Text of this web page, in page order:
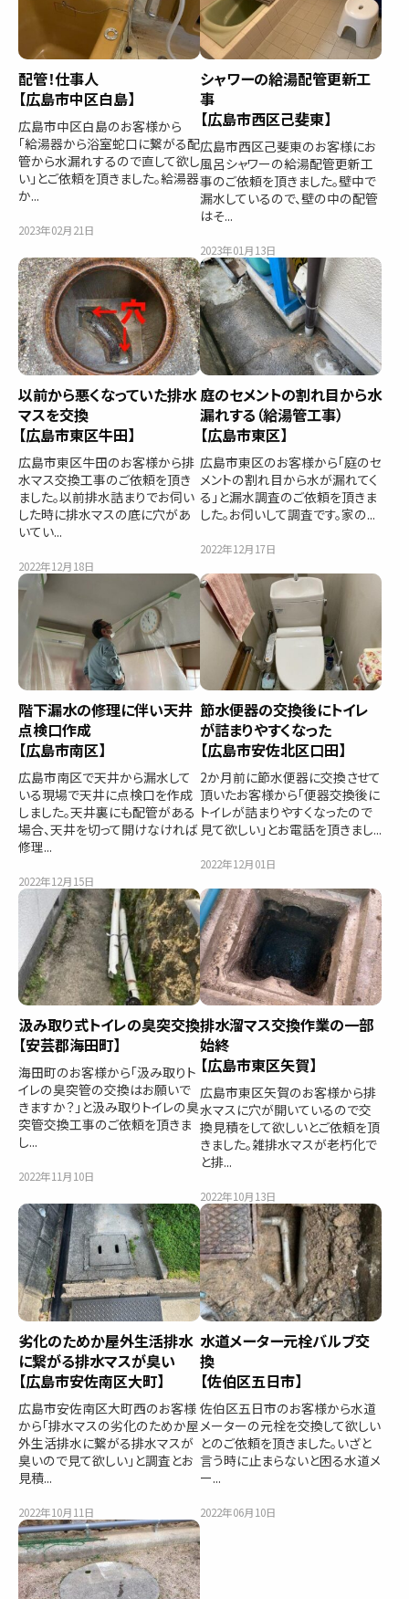
配管！仕事人
【広島市中区白島】
広島市中区白島のお客様から
「給湯器から浴室蛇口に繋がる配
管から水漏れするので直して欲し
い」とご依頼を頂きました。給湯器
か...
2023年02月21日
シャワーの給湯配管更新工
事
【広島市西区己斐東】
広島市西区己斐東のお客様にお
風呂シャワーの給湯配管更新工
事のご依頼を頂きました。壁中で
漏水しているので、壁の中の配管
はそ...
2023年01月13日
以前から悪くなっていた排水
マスを交換
【広島市東区牛田】
広島市東区牛田のお客様から排
水マス交換工事のご依頼を頂き
ました。以前排水詰まりでお伺い
した時に排水マスの底に穴があ
いてい...
2022年12月18日
庭のセメントの割れ目から水
漏れする（給湯管工事）
【広島市東区】
広島市東区のお客様から「庭のセ
メントの割れ目から水が漏れてく
る」と漏水調査のご依頼を頂きま
した。お伺いして調査です。家の...
2022年12月17日
階下漏水の修理に伴い天井
点検口作成
【広島市南区】
広島市南区で天井から漏水して
いる現場で天井に点検口を作成
しました。天井裏にも配管がある
場合、天井を切って開けなければ
修理...
2022年12月15日
節水便器の交換後にトイレ
が詰まりやすくなった
【広島市安佐北区口田】
2か月前に節水便器に交換させて
頂いたお客様から「便器交換後に
トイレが詰まりやすくなったので
見て欲しい」とお電話を頂きまし...
2022年12月01日
汲み取り式トイレの臭突交換
【安芸郡海田町】
海田町のお客様から「汲み取りト
イレの臭突管の交換はお願いで
きますか？」と汲み取りトイレの臭
突管交換工事のご依頼を頂きま
し...
2022年11月10日
排水溜マス交換作業の一部
始終
【広島市東区矢賀】
広島市東区矢賀のお客様から排
水マスに穴が開いているので交
換見積をして欲しいとご依頼を頂
きました。雑排水マスが老朽化で
と排...
2022年10月13日
劣化のためか屋外生活排水
に繋がる排水マスが臭い
【広島市安佐南区大町】
広島市安佐南区大町西のお客様
から「排水マスの劣化のためか屋
外生活排水に繋がる排水マスが
臭いので見て欲しい」と調査とお
見積...
2022年10月11日
水道メーター元栓バルブ交
換
【佐伯区五日市】
佐伯区五日市のお客様から水道
メーターの元栓を交換して欲しい
とのご依頼を頂きました。いざと
言う時に止まらないと困る水道メ
ー...
2022年06月10日